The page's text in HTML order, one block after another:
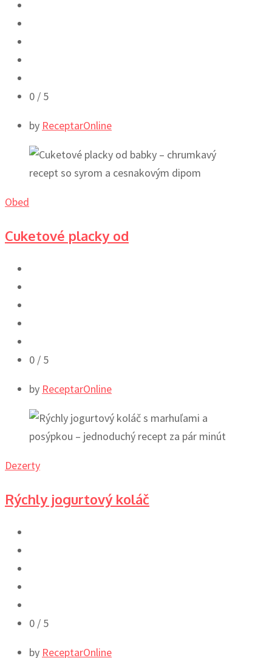
0 / 5
by ReceptarOnline
Obed
Cuketové placky od
0 / 5
by ReceptarOnline
Dezerty
Rýchly jogurtový koláč
0 / 5
by ReceptarOnline